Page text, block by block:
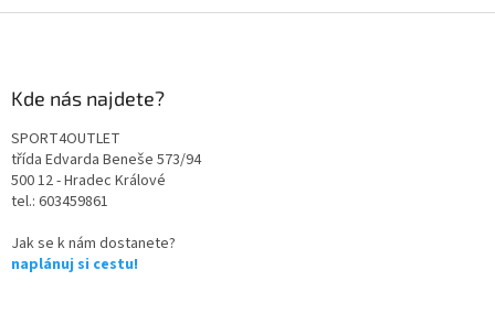
Kde nás najdete?
SPORT4OUTLET
třída Edvarda Beneše 573/94
500 12 - Hradec Králové
tel.: 603459861
Jak se k nám dostanete?
naplánuj si cestu!